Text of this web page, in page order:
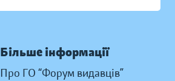
Більше інформації
Про ГО “Форум видавців”